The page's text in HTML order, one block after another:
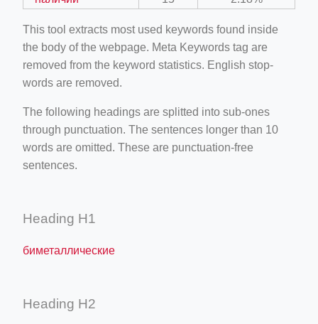
This tool extracts most used keywords found inside
the body of the webpage. Meta Keywords tag are
removed from the keyword statistics. English stop-
words are removed.
The following headings are splitted into sub-ones
through punctuation. The sentences longer than 10
words are omitted. These are punctuation-free
sentences.
Heading H1
биметаллические
Heading H2